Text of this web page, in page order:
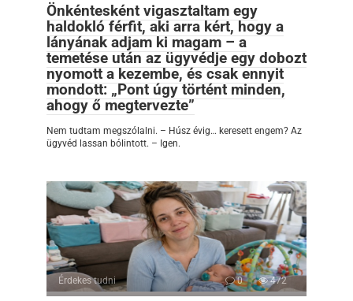
Önkéntesként vigasztaltam egy
haldokló férfit, aki arra kért, hogy a
lányának adjam ki magam – a
temetése után az ügyvédje egy dobozt
nyomott a kezembe, és csak ennyit
mondott: „Pont úgy történt minden,
ahogy ő megtervezte”
Nem tudtam megszólalni. – Húsz évig… keresett engem? Az
ügyvéd lassan bólintott. – Igen.
Érdekes tudni 0 472